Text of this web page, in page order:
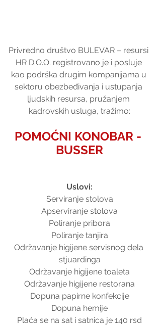
Privredno društvo BULEVAR – resursi
HR D.O.O. registrovano je i posluje
kao podrška drugim kompanijama u
sektoru obezbeđivanja i ustupanja
ljudskih resursa, pružanjem
kadrovskih usluga, tražimo:
POMOĆNI KONOBAR -
BUSSER
Uslovi:
Serviranje stolova
Apserviranje stolova
Poliranje pribora
Poliranje tanjira
Održavanje higijene servisnog dela
stjuardinga
Održavanje higijene toaleta
Održavanje higijene restorana
Dopuna papirne konfekcije
Dopuna hemije
Plaća se na sat i satnica je 140 rsd